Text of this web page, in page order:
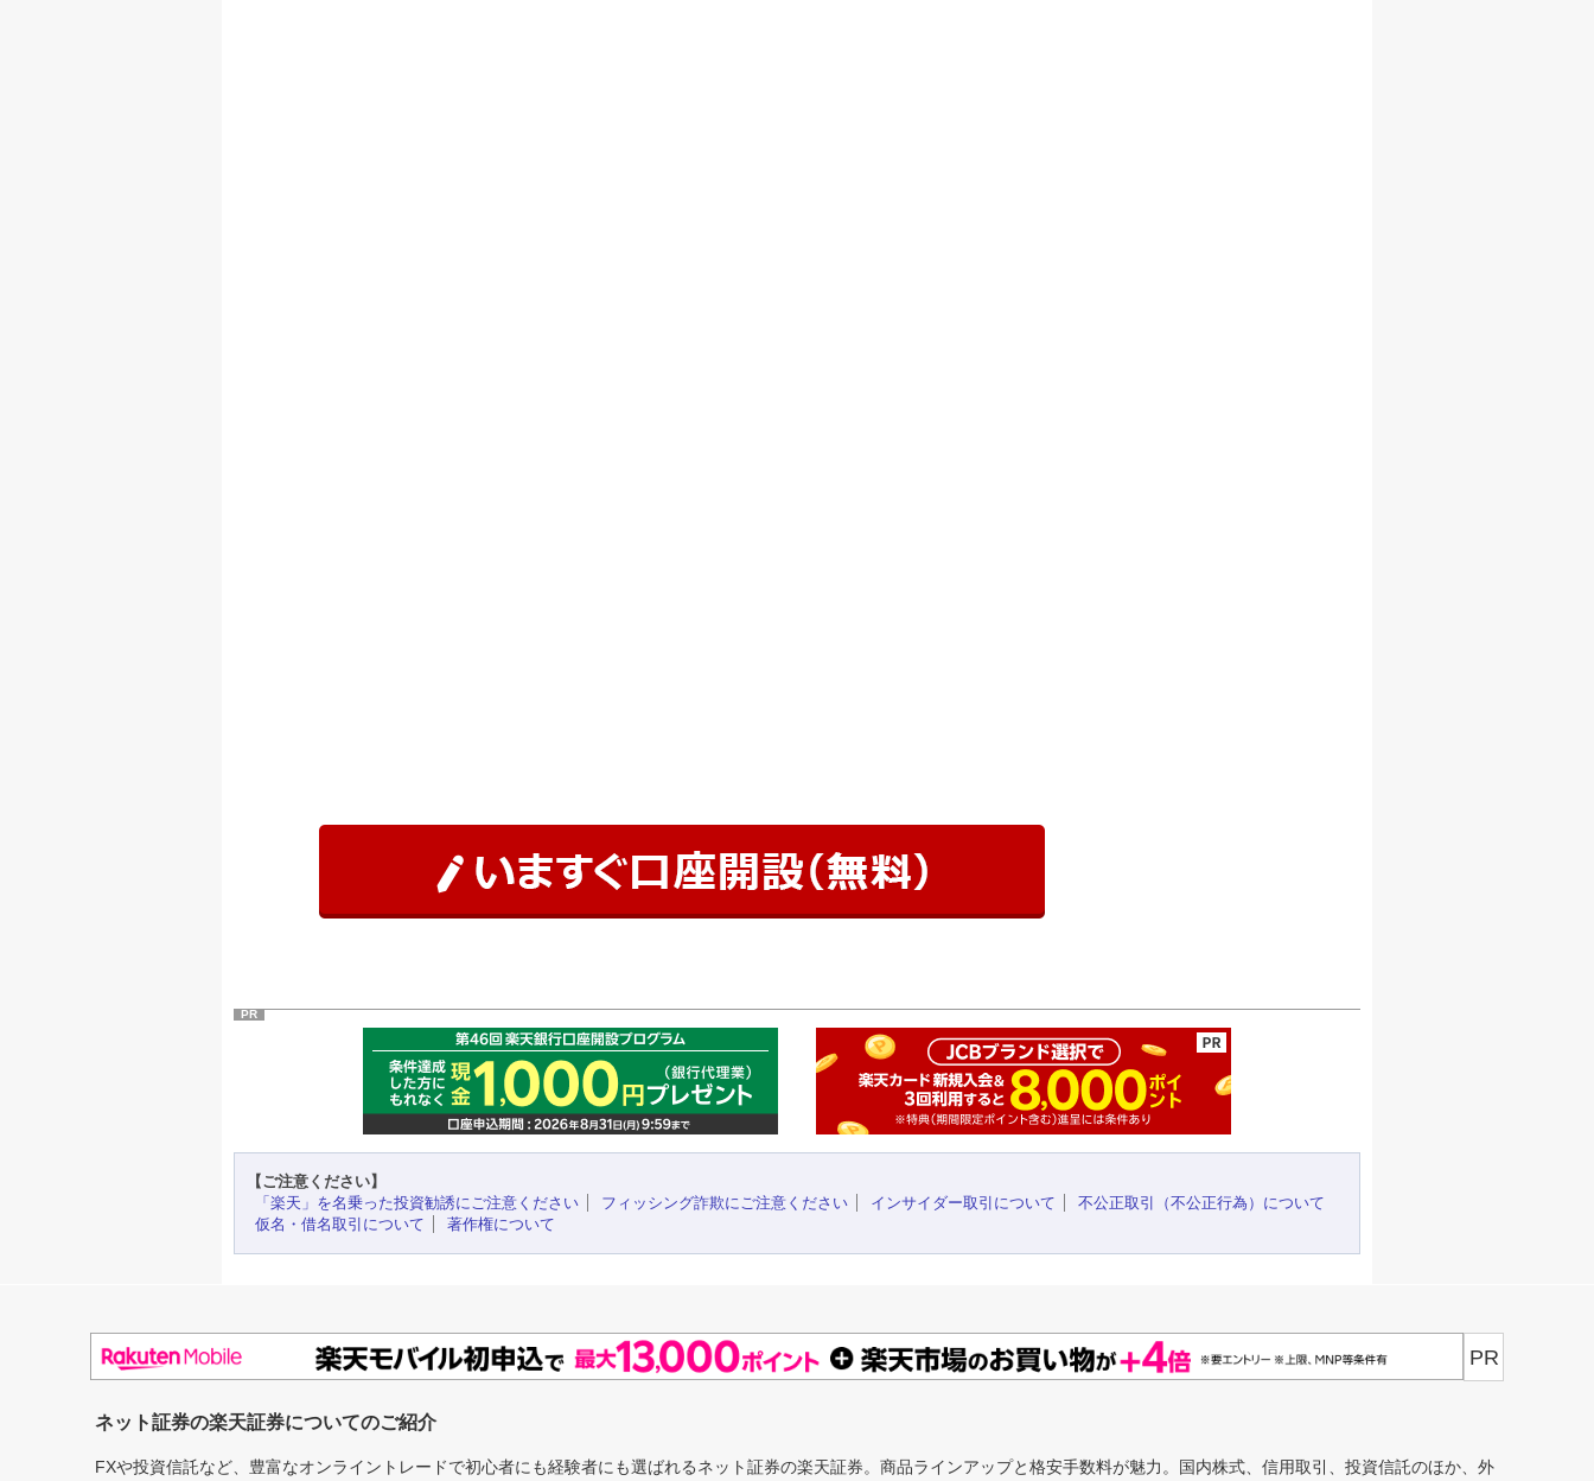
PR
【ご注意ください】
「楽天」を名乗った投資勧誘にご注意ください
フィッシング詐欺にご注意ください インサイダー取引について
不公正取引（不公正行為）について
仮名・借名取引について
著作権について
PR
ネット証券の楽天証券についてのご紹介
FXや投資信託など、豊富なオンライントレードで初心者にも経験者にも選ばれるネット証券の楽天証券。商品ラインアップと格安手数料が魅力。国内株式、信用取引、投資信託のほか、外